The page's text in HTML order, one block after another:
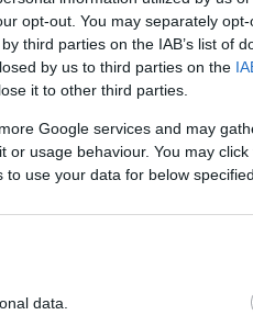
opt-out. You may separately
third parties on the IAB’s list of
by us to third parties on the
it to other third parties.
Google services and may
or usage behaviour. You may
use your data for below
data.
τη δυνατότητα να
και να
Όσοι επιθυμούμε να
Care και να γίνουμε
μπούμε στο
το ενδιαφέρον